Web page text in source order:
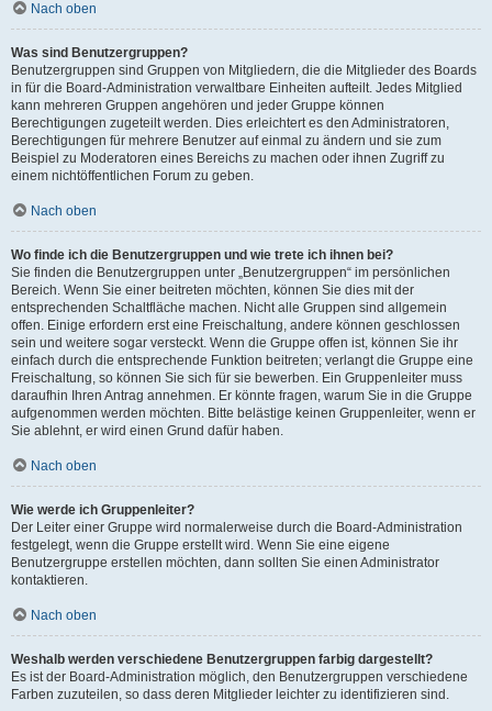
Nach oben
Was sind Benutzergruppen?
Benutzergruppen sind Gruppen von Mitgliedern, die die Mitglieder des Boards
in für die Board-Administration verwaltbare Einheiten aufteilt. Jedes Mitglied
kann mehreren Gruppen angehören und jeder Gruppe können
Berechtigungen zugeteilt werden. Dies erleichtert es den Administratoren,
Berechtigungen für mehrere Benutzer auf einmal zu ändern und sie zum
Beispiel zu Moderatoren eines Bereichs zu machen oder ihnen Zugriff zu
einem nichtöffentlichen Forum zu geben.
Nach oben
Wo finde ich die Benutzergruppen und wie trete ich ihnen bei?
Sie finden die Benutzergruppen unter „Benutzergruppen“ im persönlichen
Bereich. Wenn Sie einer beitreten möchten, können Sie dies mit der
entsprechenden Schaltfläche machen. Nicht alle Gruppen sind allgemein
offen. Einige erfordern erst eine Freischaltung, andere können geschlossen
sein und weitere sogar versteckt. Wenn die Gruppe offen ist, können Sie ihr
einfach durch die entsprechende Funktion beitreten; verlangt die Gruppe eine
Freischaltung, so können Sie sich für sie bewerben. Ein Gruppenleiter muss
daraufhin Ihren Antrag annehmen. Er könnte fragen, warum Sie in die Gruppe
aufgenommen werden möchten. Bitte belästige keinen Gruppenleiter, wenn er
Sie ablehnt, er wird einen Grund dafür haben.
Nach oben
Wie werde ich Gruppenleiter?
Der Leiter einer Gruppe wird normalerweise durch die Board-Administration
festgelegt, wenn die Gruppe erstellt wird. Wenn Sie eine eigene
Benutzergruppe erstellen möchten, dann sollten Sie einen Administrator
kontaktieren.
Nach oben
Weshalb werden verschiedene Benutzergruppen farbig dargestellt?
Es ist der Board-Administration möglich, den Benutzergruppen verschiedene
Farben zuzuteilen, so dass deren Mitglieder leichter zu identifizieren sind.